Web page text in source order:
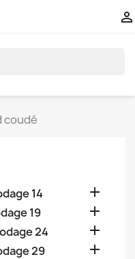

coudé
14 
19 
24 
29 